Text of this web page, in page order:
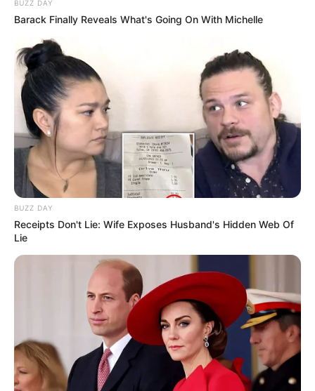
BUZZ DAY
Barack Finally Reveals What's Going On With Michelle
BUZZ DAY
Receipts Don't Lie: Wife Exposes Husband's Hidden Web Of
Lie